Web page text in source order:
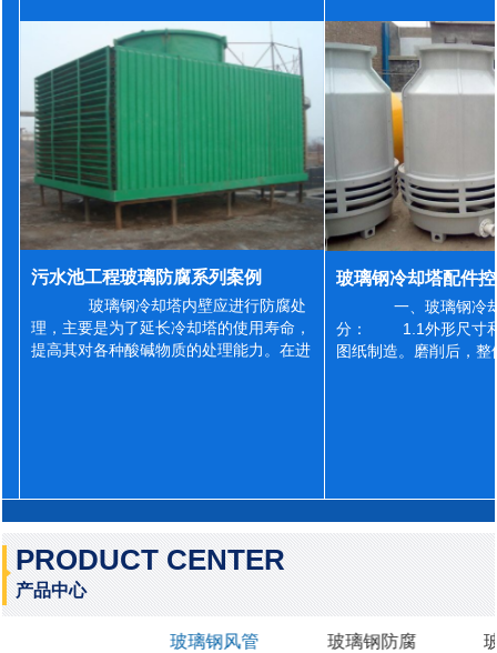
污水池工程玻璃防腐系列案例
玻璃钢冷却塔内壁应进行防腐处
理，主要是为了延长冷却塔的使用寿命，
提高其对各种酸碱物质的处理能力。在进
一、玻璃钢冷
分： 1.1外形尺寸和
图纸制造。磨削后，
PRODUCT CENTER
产品中心
玻璃钢风管 玻璃钢防腐